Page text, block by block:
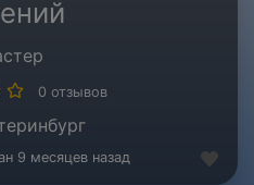
0 отзывов
9 месяцев назад